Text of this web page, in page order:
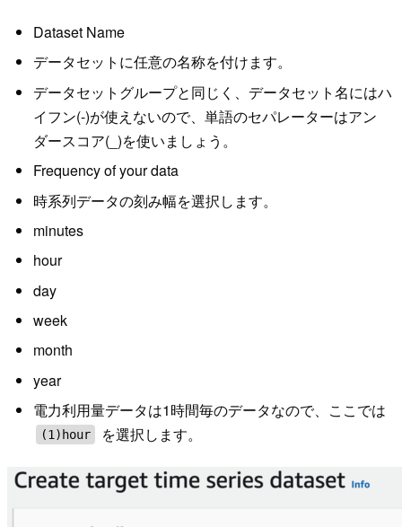
Dataset Name
データセットに任意の名称を付けます。
データセットグループと同じく、データセット名にはハ
イフン(-)が使えないので、単語のセパレーターはアン
ダースコア(_)を使いましょう。
Frequency of your data
時系列データの刻み幅を選択します。
minutes
hour
day
week
month
year
電力利用量データは1時間毎のデータなので、ここでは
(1)hour を選択します。